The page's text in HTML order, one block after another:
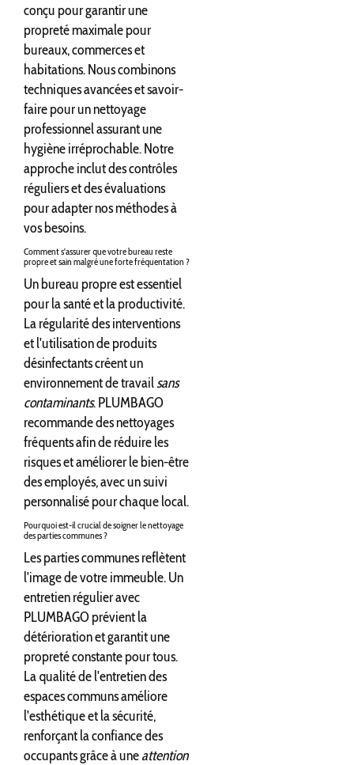
conçu pour garantir une
propreté maximale pour
bureaux, commerces et
habitations. Nous combinons
techniques avancées et savoir-
faire pour un nettoyage
professionnel assurant une
hygiène irréprochable. Notre
approche inclut des contrôles
réguliers et des évaluations
pour adapter nos méthodes à
vos besoins.
Comment s'assurer que votre bureau reste
propre et sain malgré une forte fréquentation ?
Un bureau propre est essentiel
pour la santé et la productivité.
La régularité des interventions
et l'utilisation de produits
désinfectants créent un
environnement de travailsans
contaminants. PLUMBAGO
recommande des nettoyages
fréquents afin de réduire les
risques et améliorer le bien-être
des employés, avec un suivi
personnalisé pour chaque local.
Pourquoi est-il crucial de soigner le nettoyage
des parties communes ?
Les parties communes reflètent
l'image de votre immeuble. Un
entretien régulier avec
PLUMBAGO prévient la
détérioration et garantit une
propreté constante pour tous.
La qualité de l'entretien des
espaces communs améliore
l'esthétique et la sécurité,
renforçant la confiance des
occupants grâce à uneattention